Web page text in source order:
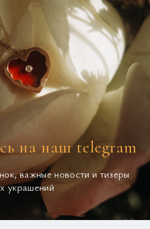
на наш telegram
важные новости и тизеры
украшений